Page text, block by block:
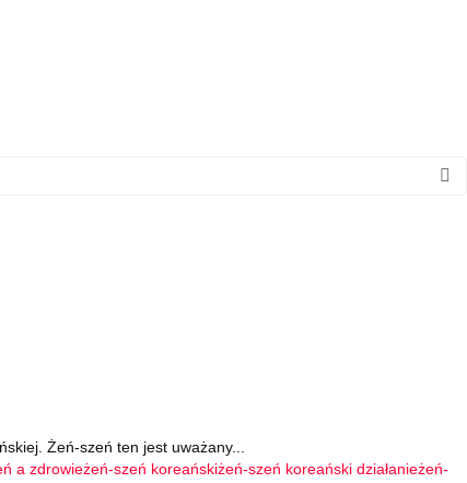
Żeń-szeń ten jest uważany...
a zdrowieżeń-szeń koreańskiżeń-szeń koreański działanieżeń-